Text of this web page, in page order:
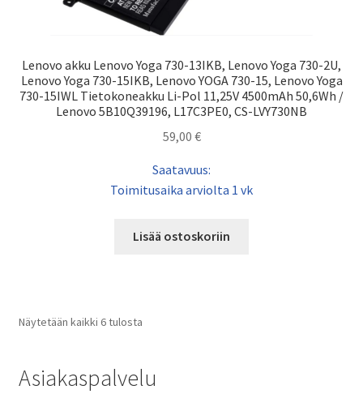
Lenovo akku Lenovo Yoga 730-13IKB, Lenovo Yoga 730-2U,
Lenovo Yoga 730-15IKB, Lenovo YOGA 730-15, Lenovo Yoga
730-15IWL Tietokoneakku Li-Pol 11,25V 4500mAh 50,6Wh /
Lenovo 5B10Q39196, L17C3PE0, CS-LVY730NB
59,00 €
Saatavuus:
Toimitusaika arviolta 1 vk
Lisää ostoskoriin
Näytetään kaikki 6 tulosta
Asiakaspalvelu